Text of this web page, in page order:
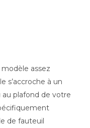
assez
s’accroche à un
au plafond de votre
de fauteuil